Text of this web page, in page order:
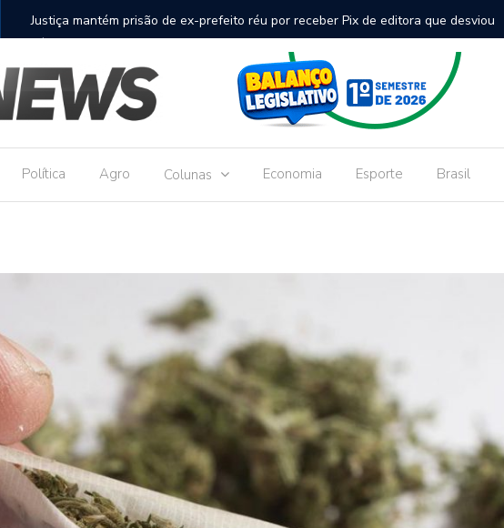
Construção do terminal de passageiros no Aeroporto de Dourados vai custar R$
9,8 milhões
Política Agro Colunas Economia Esporte Brasil